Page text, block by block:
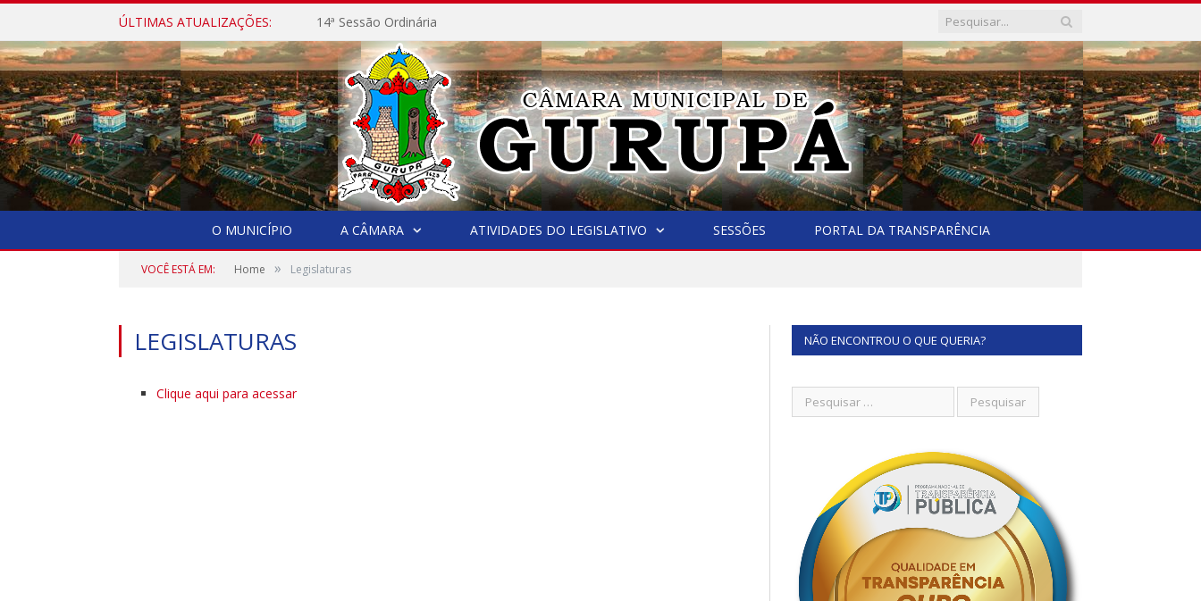
ÚLTIMAS ATUALIZAÇÕES: 14ª Sessão Ordinária
O MUNICÍPIO A CÂMARA ATIVIDADES DO LEGISLATIVO SESSÕES PORTAL DA TRANSPARÊNCIA
VOCÊ ESTÁ EM: Home » Legislaturas
LEGISLATURAS
Clique aqui para acessar
NÃO ENCONTROU O QUE QUERIA?